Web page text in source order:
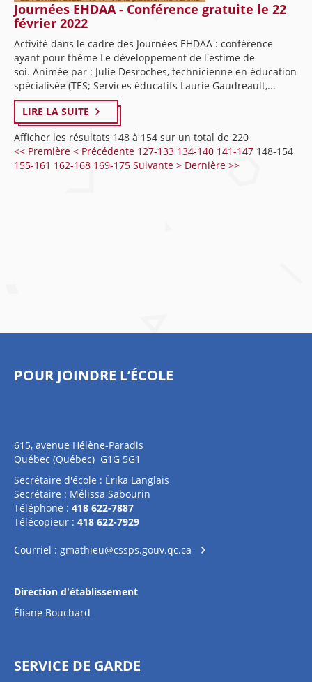
Journées EHDAA - Conférence gratuite le 22
février 2022
Activité dans le cadre des Journées EHDAA : conférence
ayant pour thème Le développement de l'estime de
soi. Animée par : Julie Desroches, technicienne en éducation
spécialisée (TES; Services éducatifs Laurie Gaudreault,...
LIRE LA SUITE
Afficher les résultats 148 à 154 sur un total de 220
<< Première < Précédente 127-133 134-140 141-147 148-154
155-161 162-168 169-175 Suivante > Dernière >>
POUR JOINDRE L’ÉCOLE
615, avenue Hélène-Paradis
Québec (Québec) G1G 5G1
Secrétaire d'école : Érika Langlais
Secrétaire : Mélissa Sabourin
Téléphone : 418 622-7887
Télécopieur : 418 622-7929
Courriel : gmathieu@cssps.gouv.qc.ca
Direction d'établissement
Éliane Bouchard
SERVICE DE GARDE